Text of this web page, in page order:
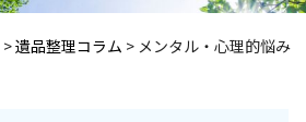
>遺品整理コラム > メンタル・心理的悩み